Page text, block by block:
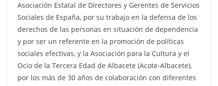
Asociación Estatal de Directores y Gerentes de Servicios
Sociales de España, por su trabajo en la defensa de los
derechos de las personas en situación de dependencia
y por ser un referente en la promoción de políticas
sociales efectivas, y la Asociación para la Cultura y el
Ocio de la Tercera Edad de Albacete (Acote-Albacete),
por los más de 30 años de colaboración con diferentes